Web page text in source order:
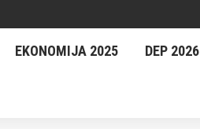
EKONOMIJA 2025 DEP 2026